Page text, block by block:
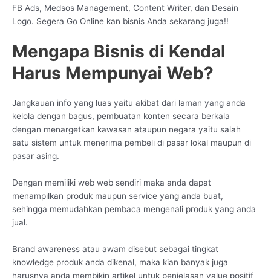
FB Ads, Medsos Management, Content Writer, dan Desain
Logo. Segera Go Online kan bisnis Anda sekarang juga!!
Mengapa Bisnis di Kendal
Harus Mempunyai Web?
Jangkauan info yang luas yaitu akibat dari laman yang anda
kelola dengan bagus, pembuatan konten secara berkala
dengan menargetkan kawasan ataupun negara yaitu salah
satu sistem untuk menerima pembeli di pasar lokal maupun di
pasar asing.
Dengan memiliki web web sendiri maka anda dapat
menampilkan produk maupun service yang anda buat,
sehingga memudahkan pembaca mengenali produk yang anda
jual.
Brand awareness atau awam disebut sebagai tingkat
knowledge produk anda dikenal, maka kian banyak juga
harusnya anda membikin artikel untuk penjelasan value positif